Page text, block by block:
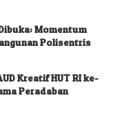
Momentum
Polisentris
Kreatif HUT RI ke-
Peradaban